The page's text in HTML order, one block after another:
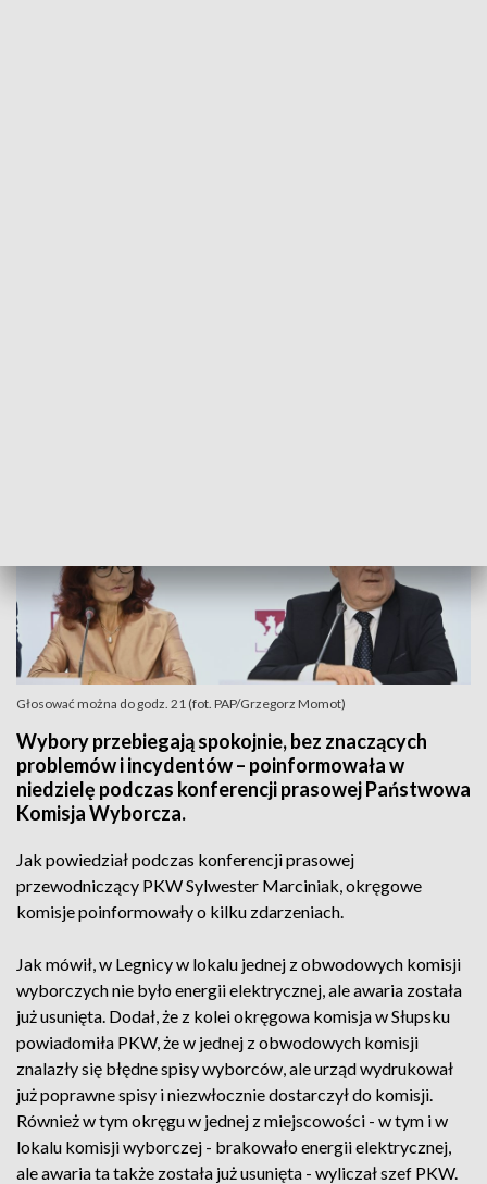
Głosować można do godz. 21 (fot. PAP/Grzegorz Momot)
Wybory przebiegają spokojnie, bez znaczących
problemów i incydentów – poinformowała w
niedzielę podczas konferencji prasowej Państwowa
Komisja Wyborcza.
Jak powiedział podczas konferencji prasowej
przewodniczący PKW Sylwester Marciniak, okręgowe
komisje poinformowały o kilku zdarzeniach.
Jak mówił, w Legnicy w lokalu jednej z obwodowych komisji
wyborczych nie było energii elektrycznej, ale awaria została
już usunięta. Dodał, że z kolei okręgowa komisja w Słupsku
powiadomiła PKW, że w jednej z obwodowych komisji
znalazły się błędne spisy wyborców, ale urząd wydrukował
już poprawne spisy i niezwłocznie dostarczył do komisji.
Również w tym okręgu w jednej z miejscowości - w tym i w
lokalu komisji wyborczej - brakowało energii elektrycznej,
ale awaria ta także została już usunięta - wyliczał szef PKW.